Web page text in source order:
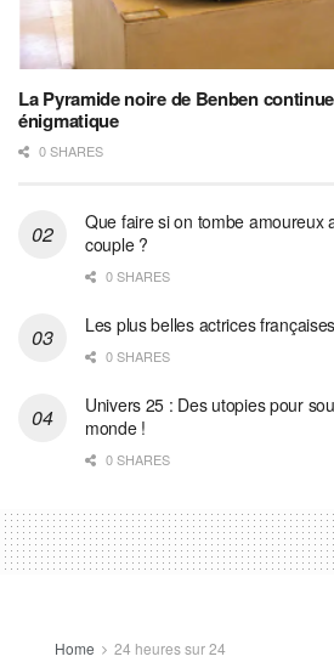
La Pyramide noire de Benben
énigmatique
0 SHARES
Que faire si on tombe amoureux
couple ?
0 SHARES
Les plus belles actrices
0 SHARES
Univers 25 : Des utopies pour
monde !
0 SHARES
Home 24 heures sur 24